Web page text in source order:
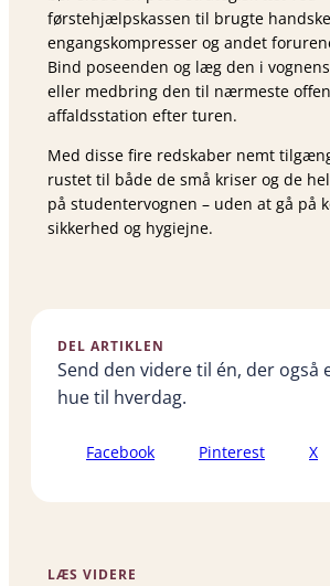
førstehjælpskassen til brugte
engangs­kompresser og andet
Bind poseenden og læg den i
eller medbring den til nærmeste
affaldsstation efter turen.
Med disse fire redskaber nemt
rustet til både de små kriser og de
på studentervognen – uden at gå på
sikkerhed og hygiejne.
DEL ARTIKLEN
Send den videre til én, der også
hue til hverdag.
Facebook Pinterest X
LÆS VIDERE